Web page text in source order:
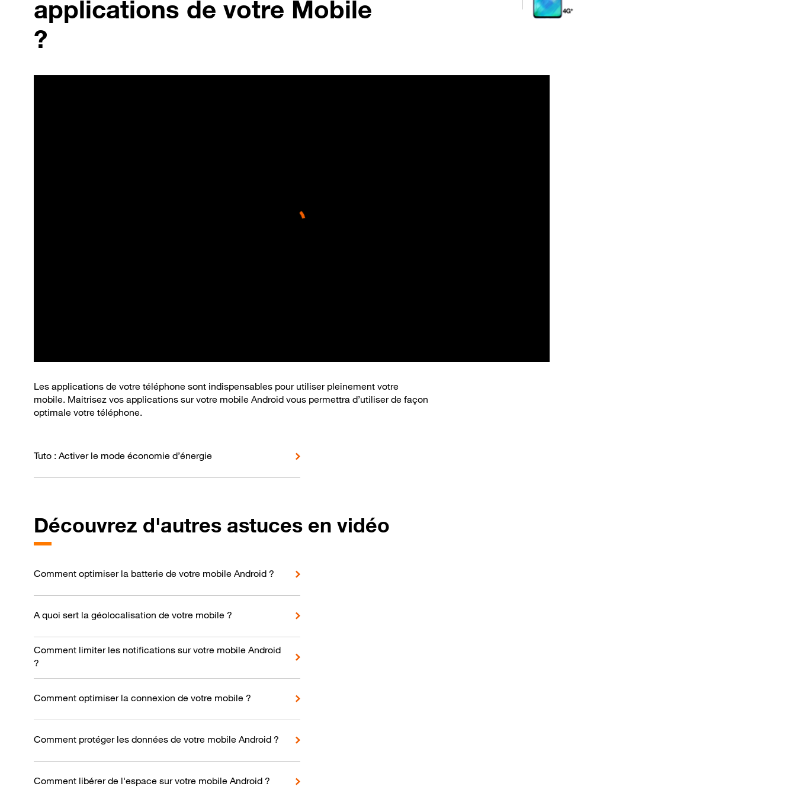
applications de votre Mobile
?
Les applications de votre téléphone sont indispensables pour utiliser pleinement votre
mobile. Maitrisez vos applications sur votre mobile Android vous permettra d’utiliser de façon
optimale votre téléphone.
Tuto : Activer le mode économie d’énergie
Découvrez d'autres astuces en vidéo
Comment optimiser la batterie de votre mobile Android ?
A quoi sert la géolocalisation de votre mobile ?
Comment limiter les notifications sur votre mobile Android
?
Comment optimiser la connexion de votre mobile ?
Comment protéger les données de votre mobile Android ?
Comment libérer de l'espace sur votre mobile Android ?